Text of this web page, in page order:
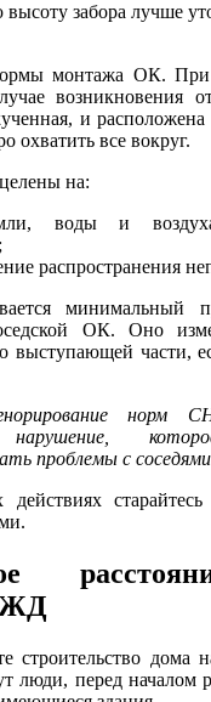
забора лучше
монтажа ОК. При
возникновения
и расположена
охватить все вокруг.
на:
воды и
распространения
минимальный
ОК. Оно
выступающей части,
норм
нарушение,
проблемы с
старайтесь
ЖД
строительство дома
люди, перед началом